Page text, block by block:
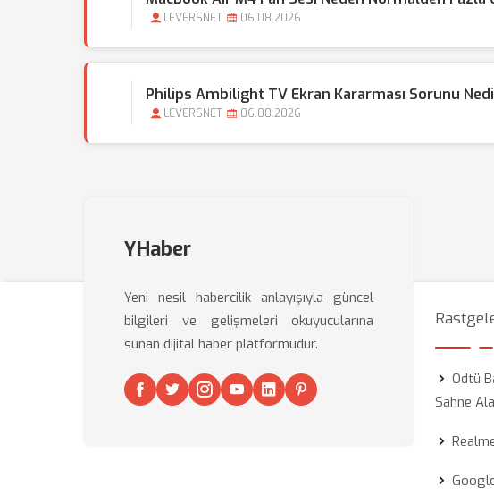
LEVERSNET 06.08.2026
Philips Ambilight TV Ekran Kararması Sorunu
LEVERSNET 06.08.2026
YHaber
Yeni nesil habercilik anlayışıyla güncel
bilgileri ve gelişmeleri okuyucularına
sunan dijital haber platformudur.
Odtü
Sahne